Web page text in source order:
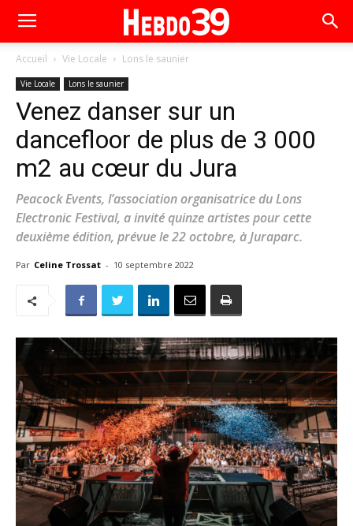
Accueil Vie Locale Lons le saunier
Vie Locale Lons le saunier
Venez danser sur un
dancefloor de plus de 3 000
m2 au cœur du Jura
Peacock Events, l’association organisatrice du Lons
Electronic Festival, a invité quinze artistes pour cette
deuxième édition, prévue le 22 octobre, à Juraparc.
Par Celine Trossat - 10 septembre 2022